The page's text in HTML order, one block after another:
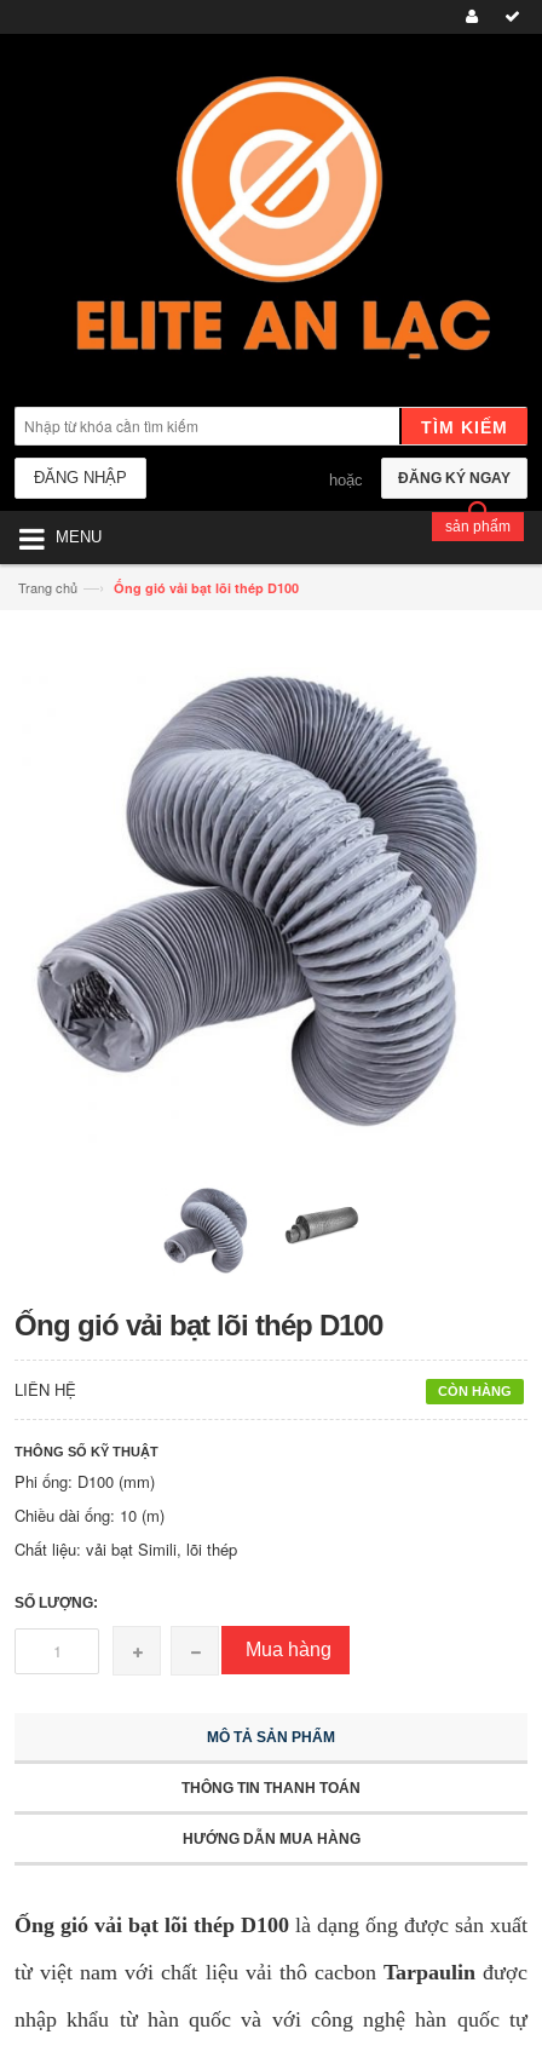
TÌM KIẾM
ĐĂNG KÝ NGAY
hoặc
ĐĂNG NHẬP
MENU
sản phẩm
Trang chủ —› Ống gió vải bạt lõi thép D100
Ống gió vải bạt lõi thép D100
CÒN HÀNG
LIÊN HỆ
THÔNG SỐ KỸ THUẬT
Phi ống: D100 (mm)
Chiều dài ống: 10 (m)
Chất liệu: vải bạt Simili, lõi thép
SỐ LƯỢNG:
Mua hàng
MÔ TẢ SẢN PHẨM
THÔNG TIN THANH TOÁN
HƯỚNG DẪN MUA HÀNG
Ống gió vải bạt lõi thép D100 là dạng ống được sản xuất
từ việt nam với chất liệu vải thô cacbon Tarpaulinđược
nhập khẩu từ hàn quốc và với công nghệ hàn quốc tự